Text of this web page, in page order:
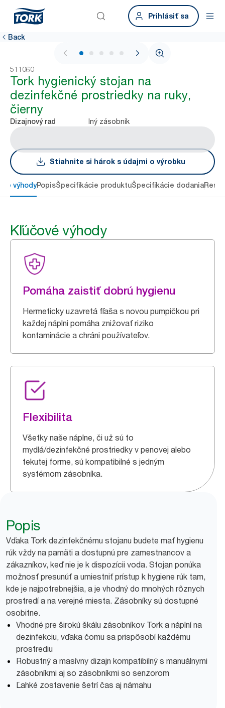
Prihlásiť sa
Back
1 / 6
511060
Tork hygienický stojan na
dezinfekčné prostriedky na ruky,
čierny
Dizajnový rad Iný zásobník
Stiahnite si hárok s údajmi o výrobku
výhodyPopisŠpecifikácie produktuŠpecifikácie dodania
Kľúčové výhody
Pomáha zaistiť dobrú hygienu
Hermeticky uzavretá fľaša s novou pumpičkou pri
každej náplni pomáha znižovať riziko
kontaminácie a chráni používateľov.
Flexibilita
Všetky naše náplne, či už sú to
mydlá/dezinfekčné prostriedky v penovej alebo
tekutej forme, sú kompatibilné s jedným
systémom zásobníka.
Popis
Vďaka Tork dezinfekčnému stojanu budete mať hygienu
rúk vždy na pamäti a dostupnú pre zamestnancov a
zákazníkov, keď nie je k dispozícii voda. Stojan ponúka
možnosť presunúť a umiestniť prístup k hygiene rúk tam,
kde je najpotrebnejšia, a je vhodný do mnohých rôznych
prostredí a na verejné miesta. Zásobníky sú dostupné
osobitne.
Vhodné pre širokú škálu zásobníkov Tork a náplní na
dezinfekciu, vďaka čomu sa prispôsobí každému
prostrediu
Robustný a masívny dizajn kompatibilný s manuálnymi
zásobníkmi aj so zásobníkmi so senzorom
Ľahké zostavenie šetrí čas aj námahu